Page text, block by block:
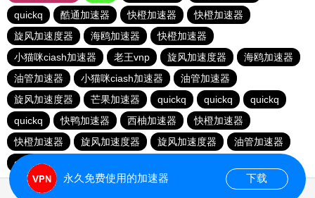
quickq
酷通加速器 快橙加速器
快橙加速器
旋风加速度器
海鸥加速器
快橙加速器
小猫咪ciash加速器
老王vnp 旋风加速度器
海鸥加速器
油管加速器
小猫咪ciash加速器
油管加速器
旋风加速度器
芒果加速器 quickq quickq
quickq
quickq
快鸭加速器 西柚加速器
快橙加速器
快橙加速器
旋风加速度器 旋风加速度器
油管加速器
quickq
永久免费使用的加速器 下载